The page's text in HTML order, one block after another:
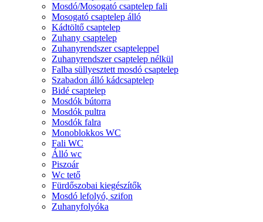
Mosdó/Mosogató csaptelep fali
Mosogató csaptelep álló
Kádtöltő csaptelep
Zuhany csaptelep
Zuhanyrendszer csapteleppel
Zuhanyrendszer csaptelep nélkül
Falba süllyesztett mosdó csaptelep
Szabadon álló kádcsaptelep
Bidé csaptelep
Mosdók bútorra
Mosdók pultra
Mosdók falra
Monoblokkos WC
Fali WC
Álló wc
Piszoár
Wc tető
Fürdőszobai kiegészítők
Mosdó lefolyó, szifon
Zuhanyfolyóka